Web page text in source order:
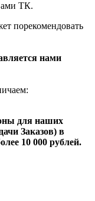
ТК.
порекомендовать
нами
для наших
Заказов) в
10 000 рублей.